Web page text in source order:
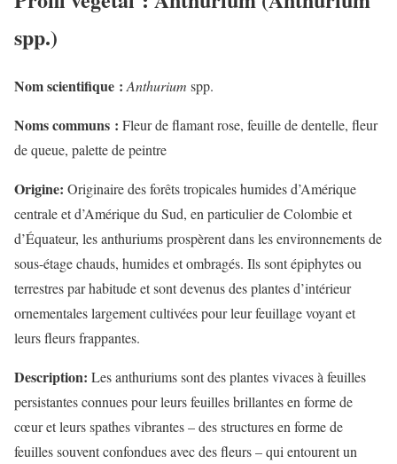
spp.)
Nom scientifique : Anthurium spp.
Noms communs : Fleur de flamant rose, feuille de dentelle, fleur
de queue, palette de peintre
Origine: Originaire des forêts tropicales humides d’Amérique
centrale et d’Amérique du Sud, en particulier de Colombie et
d’Équateur, les anthuriums prospèrent dans les environnements de
sous-étage chauds, humides et ombragés. Ils sont épiphytes ou
terrestres par habitude et sont devenus des plantes d’intérieur
ornementales largement cultivées pour leur feuillage voyant et
leurs fleurs frappantes.
Description: Les anthuriums sont des plantes vivaces à feuilles
persistantes connues pour leurs feuilles brillantes en forme de
cœur et leurs spathes vibrantes – des structures en forme de
feuilles souvent confondues avec des fleurs – qui entourent un